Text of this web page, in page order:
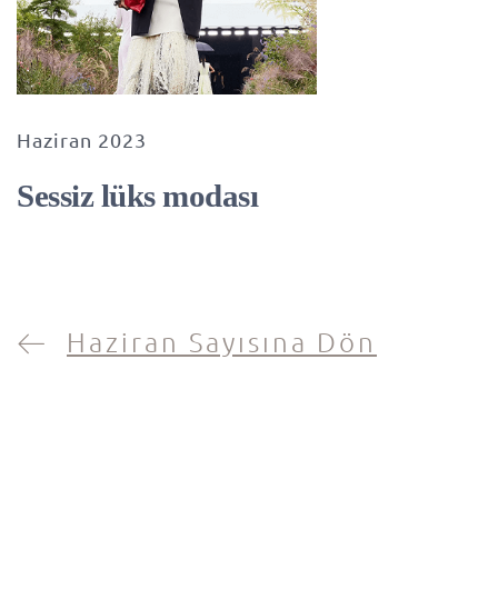
Haziran 2023
Sessiz lüks modası
Haziran Sayısına Dön